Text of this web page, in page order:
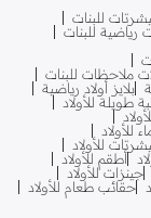
للبنات
رياضية للبنات
ملاحظات للبنات
بلايز أولاد رياضية
طويلة للأولاد
للأولاد
للأولاد
أطقم للأولاد
جينزات للأولاد
حقائب طعام للأولاد